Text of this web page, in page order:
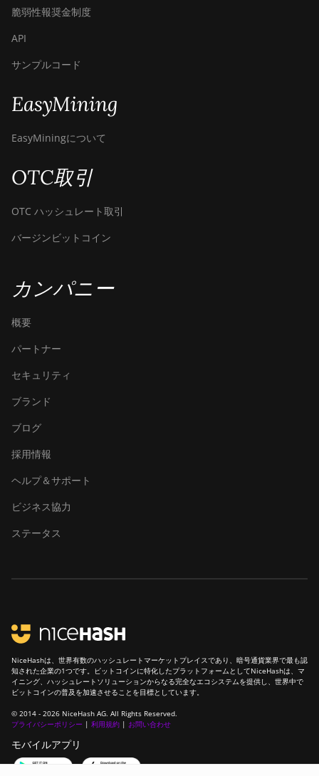
脆弱性報奨金制度
API
サンプルコード
EasyMining
EasyMiningについて
OTC取引
OTC ハッシュレート取引
バージンビットコイン
カンパニー
概要
パートナー
セキュリティ
ブランド
ブログ
採用情報
ヘルプ＆サポート
ビジネス協力
ステータス
NiceHashは、世界有数のハッシュレートマーケットプレイスであり、暗号通貨業界で最も認
知された企業の1つです。ビットコインに特化したプラットフォームとしてNiceHashは、マ
イニング、ハッシュレートソリューションからなる完全なエコシステムを提供し、世界中で
ビットコインの普及を加速させることを目標としています。
© 2014 - 2026 NiceHash AG. All Rights Reserved.
プライバシーポリシー | 利用規約 | お問い合わせ
モバイルアプリ